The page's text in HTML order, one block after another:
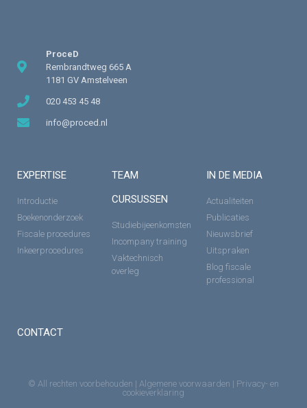
ProceD
Rembrandtweg 665 A
1181 GV Amstelveen
020 453 45 48
info@proced.nl
EXPERTISE
Introductie
Boekenonderzoek
Fiscale procedures
Inkeerprocedures
TEAM
CURSUSSEN
Studiebijeenkomsten
Incompany training
Vaktechnisch
overleg
IN DE MEDIA
Actualiteiten
Publicaties
Nieuwsbrief
Uitspraken
Blog fiscale
professional
CONTACT
© All rechten voorbehouden | Algemene voorwaarden | Privacy- en
cookieverklaring